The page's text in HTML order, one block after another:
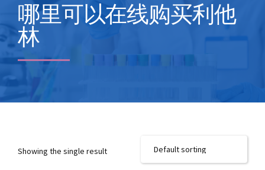
哪里可以在线购买利他
林
Showing the single result